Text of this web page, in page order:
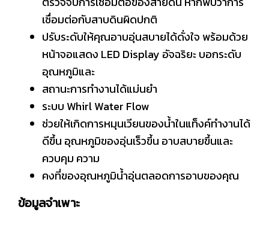
เชื่อมต่อกับสาบดินผิดปกติ
ปรับระดับให้คุณอาบอุ่นสบายได้ดั่งใจ พร้อมด้วย
หน้าจอแสดง LED Display อัจฉริยะ บอกระดับ
อุณหภูมิและ
สถานะการทำงานได้แม่นยำ
ระบบ Whirl Water Flow
ช่วยให้เกิดการหมุนเวียนของน้ำในแท็งค์ทำงานได้
ดีขึ้น อุณหภูมิของอุ่นเร็วขึ้น อาบสบายขึ้นและ
ควบคุม ความ
คงที่ของอุณหภูมิน้ำอุ่นตลอดการอาบของคุณ
ข้อมูลจำเพาะ